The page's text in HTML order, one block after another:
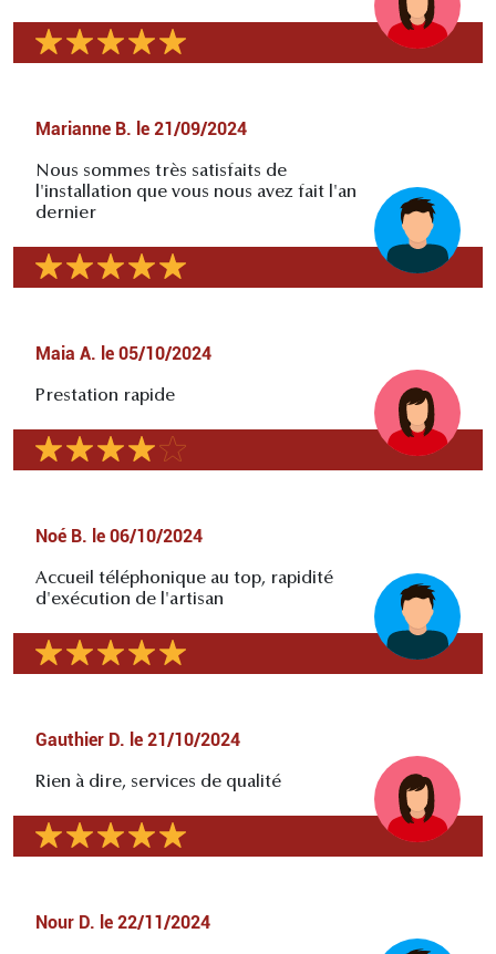
Marianne B. le 21/09/2024
Nous sommes très satisfaits de
l'installation que vous nous avez fait l'an
dernier
Maia A. le 05/10/2024
Prestation rapide
Noé B. le 06/10/2024
Accueil téléphonique au top, rapidité
d'exécution de l'artisan
Gauthier D. le 21/10/2024
Rien à dire, services de qualité
Nour D. le 22/11/2024